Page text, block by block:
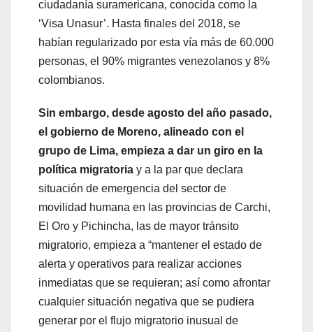
ciudadanía suramericana, conocida como la
‘Visa Unasur’. Hasta finales del 2018, se
habían regularizado por esta vía más de 60.000
personas, el 90% migrantes venezolanos y 8%
colombianos.
Sin embargo, desde agosto del año pasado,
el gobierno de Moreno, alineado con el
grupo de Lima, empieza a dar un giro en la
política migratoria y a la par que declara
situación de emergencia del sector de
movilidad humana en las provincias de Carchi,
El Oro y Pichincha, las de mayor tránsito
migratorio, empieza a “mantener el estado de
alerta y operativos para realizar acciones
inmediatas que se requieran; así como afrontar
cualquier situación negativa que se pudiera
generar por el flujo migratorio inusual de